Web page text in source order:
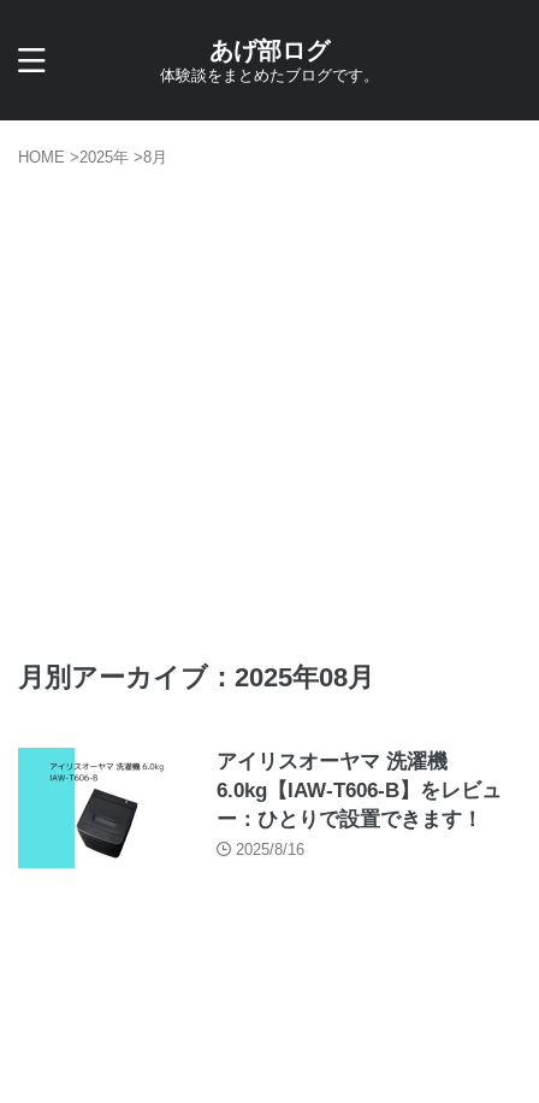
あげ部ログ
体験談をまとめたブログです。
HOME >2025年 >8月
月別アーカイブ：2025年08月
アイリスオーヤマ 洗濯機
6.0kg【IAW-T606-B】をレビュ
ー：ひとりで設置できます！
2025/8/16